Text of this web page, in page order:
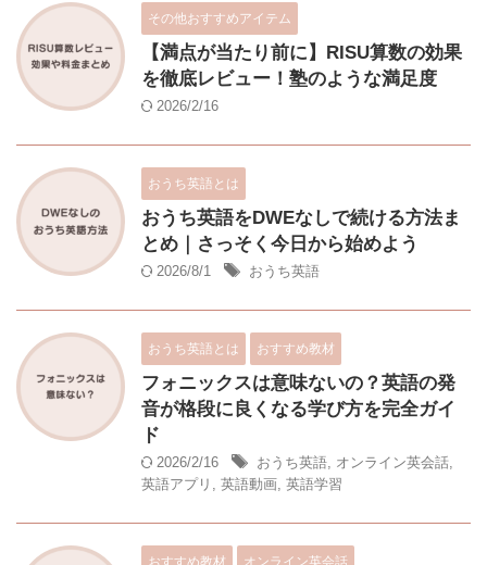
その他おすすめアイテム
【満点が当たり前に】RISU算数の効果
を徹底レビュー！塾のような満足度
2026/2/16
おうち英語とは
おうち英語をDWEなしで続ける方法ま
とめ｜さっそく今日から始めよう
2026/8/1 おうち英語
おうち英語とは おすすめ教材
フォニックスは意味ないの？英語の発
音が格段に良くなる学び方を完全ガイ
ド
2026/2/16 おうち英語, オンライン英会話,
英語アプリ , 英語動画, 英語学習
おすすめ教材 オンライン英会話